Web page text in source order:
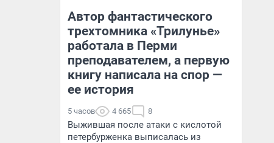
Автор фантастического
трехтомника «Трилунье»
работала в Перми
преподавателем, а первую
книгу написала на спор —
ее история
5 часов 4 665 8
Выжившая после атаки с кислотой
петербурженка выписалась из